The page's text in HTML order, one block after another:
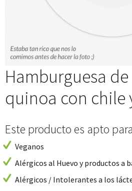
Hamburguesa
quinoa con chile
Este producto es apto
Veganos
Alérgicos al Huevo y productos a
Alérgicos / Intolerantes a los